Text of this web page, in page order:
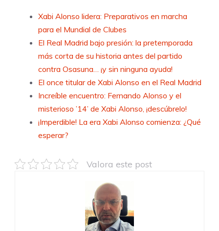
Xabi Alonso lidera: Preparativos en marcha
para el Mundial de Clubes
El Real Madrid bajo presión: la pretemporada
más corta de su historia antes del partido
contra Osasuna… ¡y sin ninguna ayuda!
El once titular de Xabi Alonso en el Real Madrid
Increíble encuentro: Fernando Alonso y el
misterioso ’14’ de Xabi Alonso, ¡descúbrelo!
¡Imperdible! La era Xabi Alonso comienza: ¿Qué
esperar?
Valora este post